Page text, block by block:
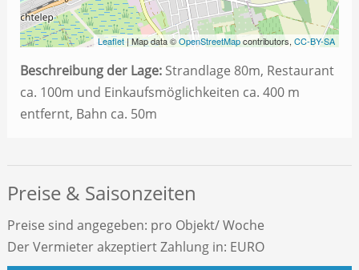
Leaflet| Map data ©OpenStreetMapcontributors,CC-BY-SA
Beschreibung der Lage:Strandlage 80m, Restaurant
ca. 100m und Einkaufsmöglichkeiten ca. 400 m
entfernt, Bahn ca. 50m
Preise & Saisonzeiten
Preise sind angegeben: pro Objekt/ Woche
Der Vermieter akzeptiert Zahlung in: EURO